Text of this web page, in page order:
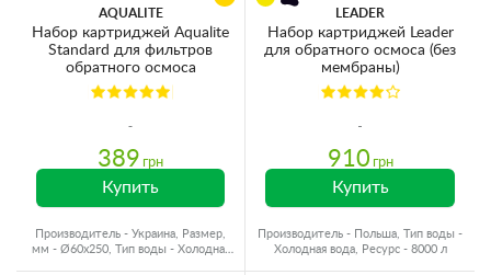
AQUALITE
Набор картриджей Aqualite
Standard для фильтров
обратного осмоса
389 грн
Купить
Производитель - Украина, Размер,
мм - Ø60x250, Тип воды - Холодная
LEADER
Набор картриджей Leader
для обратного осмоса (без
мембраны)
910 грн
Купить
Производитель - Польша, Тип воды -
Холодная вода, Ресурс - 8000 л